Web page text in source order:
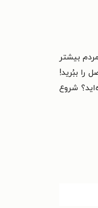
بیشتر
را ببُرید!
شروع